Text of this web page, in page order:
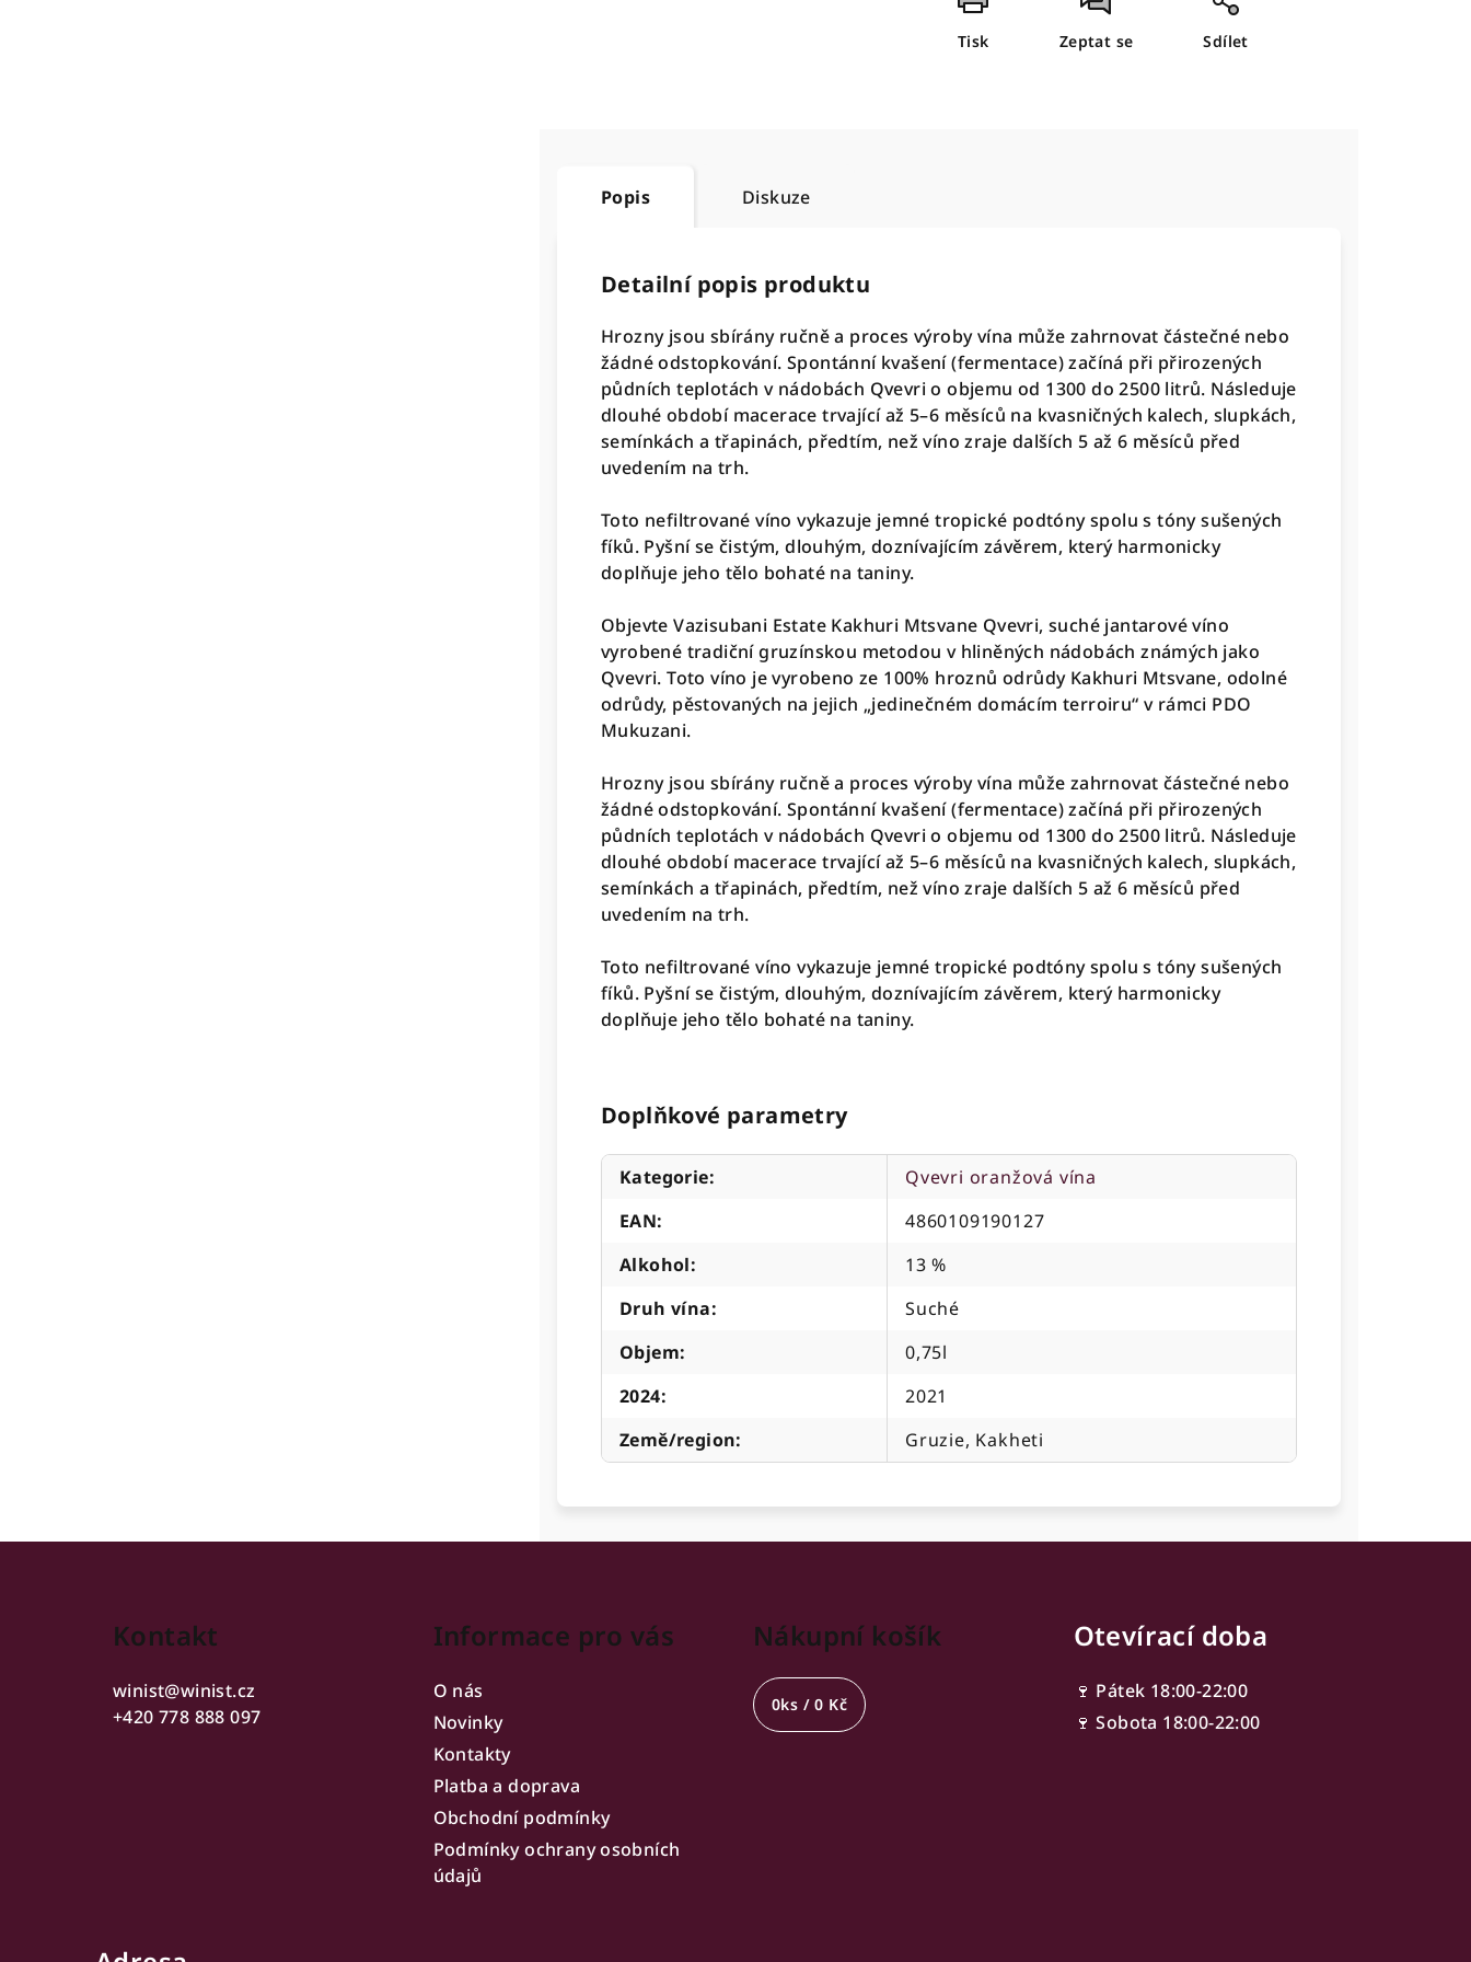
Tisk Zeptat se Sdílet
Popis Diskuze
Detailní popis produktu
Hrozny jsou sbírány ručně a proces výroby vína může zahrnovat částečné nebo
žádné odstopkování. Spontánní kvašení (fermentace) začíná při přirozených
půdních teplotách v nádobách Qvevri o objemu od 1300 do 2500 litrů. Následuje
dlouhé období macerace trvající až 5–6 měsíců na kvasničných kalech, slupkách,
semínkách a třapinách, předtím, než víno zraje dalších 5 až 6 měsíců před
uvedením na trh.
Toto nefiltrované víno vykazuje jemné tropické podtóny spolu s tóny sušených
fíků. Pyšní se čistým, dlouhým, doznívajícím závěrem, který harmonicky
doplňuje jeho tělo bohaté na taniny.
Objevte Vazisubani Estate Kakhuri Mtsvane Qvevri, suché jantarové víno
vyrobené tradiční gruzínskou metodou v hliněných nádobách známých jako
Qvevri. Toto víno je vyrobeno ze 100% hroznů odrůdy Kakhuri Mtsvane, odolné
odrůdy, pěstovaných na jejich „jedinečném domácím terroiru“ v rámci PDO
Mukuzani.
Hrozny jsou sbírány ručně a proces výroby vína může zahrnovat částečné nebo
žádné odstopkování. Spontánní kvašení (fermentace) začíná při přirozených
půdních teplotách v nádobách Qvevri o objemu od 1300 do 2500 litrů. Následuje
dlouhé období macerace trvající až 5–6 měsíců na kvasničných kalech, slupkách,
semínkách a třapinách, předtím, než víno zraje dalších 5 až 6 měsíců před
uvedením na trh.
Toto nefiltrované víno vykazuje jemné tropické podtóny spolu s tóny sušených
fíků. Pyšní se čistým, dlouhým, doznívajícím závěrem, který harmonicky
doplňuje jeho tělo bohaté na taniny.
Doplňkové parametry
Kategorie:
Qvevri oranžová vína
EAN:
4860109190127
Alkohol:
13 %
Druh vína:
Suché
Objem:
0,75l
2024:
2021
Země/region: Gruzie, Kakheti
Kontakt
winist@winist.cz
+420 778 888 097
Informace pro vás
O nás
Novinky
Kontakty
Platba a doprava
Obchodní podmínky
Podmínky ochrany osobních
údajů
Nákupní košík
0ks /0 Kč
Otevírací doba
🍷 Pátek 18:00-22:00
🍷 Sobota 18:00-22:00